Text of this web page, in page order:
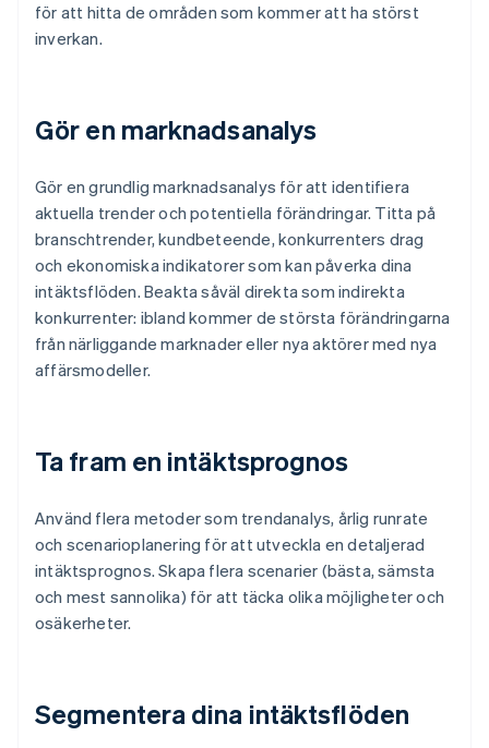
för att hitta de områden som kommer att ha störst
inverkan.
Gör en marknadsanalys
Gör en grundlig marknadsanalys för att identifiera
aktuella trender och potentiella förändringar. Titta på
branschtrender, kundbeteende, konkurrenters drag
och ekonomiska indikatorer som kan påverka dina
intäktsflöden. Beakta såväl direkta som indirekta
konkurrenter: ibland kommer de största förändringarna
från närliggande marknader eller nya aktörer med nya
affärsmodeller.
Ta fram en intäktsprognos
Använd flera metoder som trendanalys, årlig runrate
och scenarioplanering för att utveckla en detaljerad
intäktsprognos. Skapa flera scenarier (bästa, sämsta
och mest sannolika) för att täcka olika möjligheter och
osäkerheter.
Segmentera dina intäktsflöden